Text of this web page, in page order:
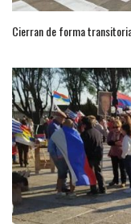
Cierran de forma